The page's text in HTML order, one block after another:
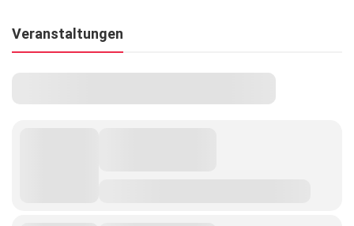
Veranstaltungen